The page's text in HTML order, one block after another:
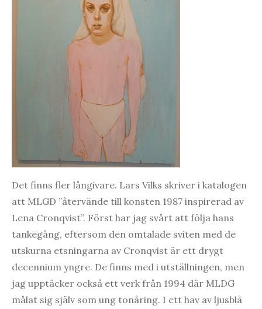
Det finns fler långivare. Lars Vilks skriver i katalogen
att MLGD ”återvände till konsten 1987 inspirerad av
Lena Cronqvist”. Först har jag svårt att följa hans
tankegång, eftersom den omtalade sviten med de
utskurna etsningarna av Cronqvist är ett drygt
decennium yngre. De finns med i utställningen, men
jag upptäcker också ett verk från 1994 där MLDG
målat sig själv som ung tonåring. I ett hav av ljusblå